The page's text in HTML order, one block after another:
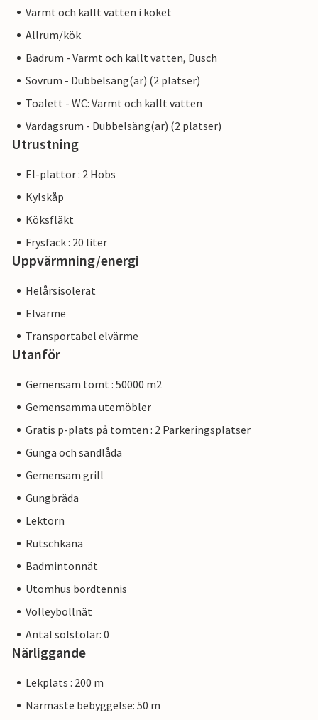
Varmt och kallt vatten i köket
Allrum/kök
Badrum - Varmt och kallt vatten, Dusch
Sovrum - Dubbelsäng(ar) (2 platser)
Toalett - WC: Varmt och kallt vatten
Vardagsrum - Dubbelsäng(ar) (2 platser)
Utrustning
El-plattor : 2 Hobs
Kylskåp
Köksfläkt
Frysfack : 20 liter
Uppvärmning/energi
Helårsisolerat
Elvärme
Transportabel elvärme
Utanför
Gemensam tomt : 50000 m2
Gemensamma utemöbler
Gratis p-plats på tomten : 2 Parkeringsplatser
Gunga och sandlåda
Gemensam grill
Gungbräda
Lektorn
Rutschkana
Badmintonnät
Utomhus bordtennis
Volleybollnät
Antal solstolar: 0
Närliggande
Lekplats : 200 m
Närmaste bebyggelse: 50 m